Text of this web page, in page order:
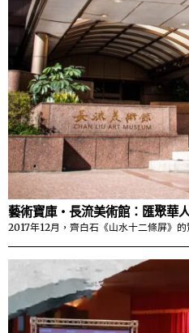
藝術寶庫・長流美術館：匯聚華
2017年12月，齊白石《山水十二條屏》